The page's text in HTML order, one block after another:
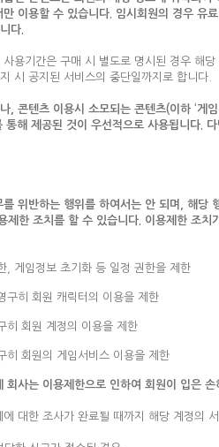
이용할 수 있습니다. 임시회원의 경우
다.
용기간은 구매 시 별도로 명시된 경우 해
시 공지된 서비스의 중단일까지로 합니다.
, 콘텐츠 이용시 소모되는 콘텐츠(이하 ‘게
통해 제공된 것이 우선적으로 사용됩니다.
위반하는 행위를 하여서는 안 되며, 해당
제한 조치를 할 수 있습니다. 이용제한 조
, 게임정보 초기화 등 일정 권한을 제한
구히 회원 캐릭터의 이용을 제한
히 회원 계정의 이용을 제한
히 회원의 게임서비스 이용을 제한
사는 이용제한으로 인하여 회원이 입은 손
대한 조사가 완료될 때까지 해당 계정의